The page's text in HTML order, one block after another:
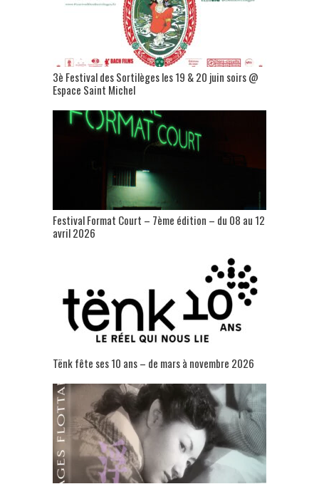
3è Festival des Sortilèges les 19 & 20 juin soirs @
Espace Saint Michel
Festival Format Court – 7ème édition – du 08 au 12
avril 2026
Tënk fête ses 10 ans – de mars à novembre 2026